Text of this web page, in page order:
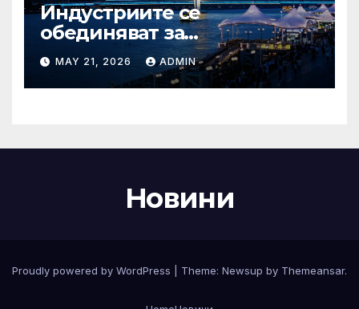
Индустриите се
обединяват за
висококачествен растеж на
културния и
туристическия сектор
MAY 21, 2026 ADMIN
Новини
Proudly powered by WordPress Theme: Newsup by Themeansar.